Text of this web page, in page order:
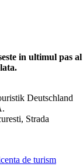
in ultimul pas al
Deutschland
Strada
de turism